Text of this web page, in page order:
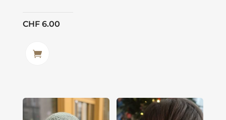
CHF6.00